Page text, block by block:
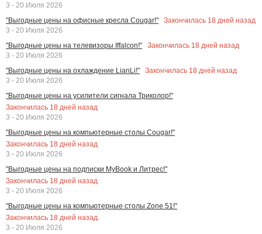
3 - 20 Июля 2026
"Выгодные цены на офисные кресла Cougar!"
Закончилась 18 дней назад
3 - 20 Июля 2026
"Выгодные цены на телевизоры Iffalcon!"
Закончилась 18 дней назад
3 - 20 Июля 2026
"Выгодные цены на охлаждение LianLi!"
Закончилась 18 дней назад
3 - 20 Июля 2026
"Выгодные цены на усилители сигнала Триколор!"
Закончилась 18 дней назад
3 - 20 Июля 2026
"Выгодные цены на компьютерные столы Cougar!"
Закончилась 18 дней назад
3 - 20 Июля 2026
"Выгодные цены на подписки MyBook и Литрес!"
Закончилась 18 дней назад
3 - 20 Июля 2026
"Выгодные цены на компьютерные столы Zone 51!"
Закончилась 18 дней назад
3 - 20 Июля 2026